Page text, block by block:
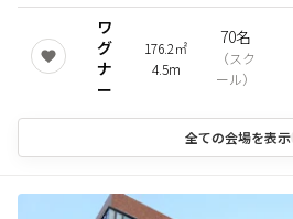
ワ
グ
ナ
ー
176.2㎡
4.5m
70名
（スク
ール）
全ての会場を表示